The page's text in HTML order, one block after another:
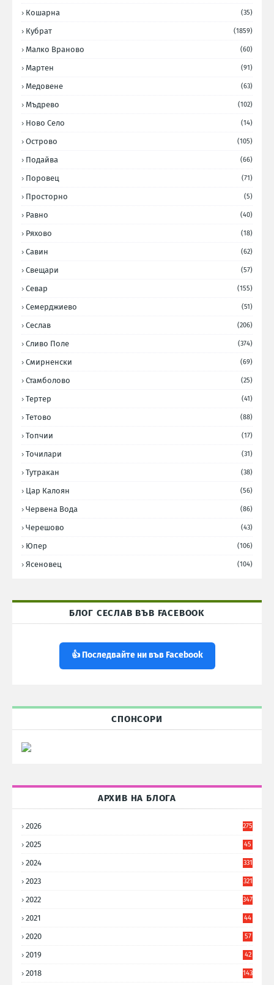
Кошарна (35)
Кубрат (1859)
Малко Враново (60)
Мартен (91)
Медовене (63)
Мъдрево (102)
Ново Село (14)
Острово (105)
Подайва (66)
Поровец (71)
Просторно (5)
Равно (40)
Ряхово (18)
Савин (62)
Свещари (57)
Севар (155)
Семерджиево (51)
Сеслав (206)
Сливо Поле (374)
Смирненски (69)
Стамболово (25)
Тертер (41)
Тетово (88)
Топчии (17)
Точилари (31)
Тутракан (38)
Цар Калоян (56)
Червена Вода (86)
Черешово (43)
Юпер (106)
Ясеновец (104)
БЛОГ СЕСЛАВ ВЪВ FACEBOOK
👍 Последвайте ни във Facebook
СПОНСОРИ
АРХИВ НА БЛОГА
2026 275
2025
45
2024 331
2023 321
2022 347
2021
44
2020
57
2019
42
2018 143